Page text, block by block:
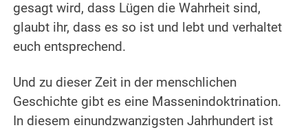
gesagt wird, dass Lügen die Wahrheit sind,
glaubt ihr, dass es so ist und lebt und verhaltet
euch entsprechend.
Und zu dieser Zeit in der menschlichen
Geschichte gibt es eine Massenindoktrination.
In diesem einundzwanzigsten Jahrhundert ist